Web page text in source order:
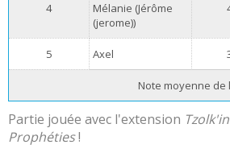
4
Mélanie (Jérôme
(jerome))
5 Axel
Note moyenne de
Partie jouée avec l'extension
Prophéties!